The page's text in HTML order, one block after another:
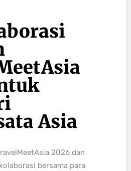
Asia
2026 dan
bersama para